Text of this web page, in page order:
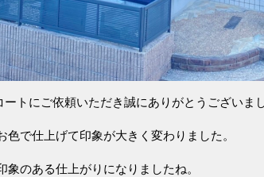
トにご依頼いただき誠にありがとうございまし
で仕上げて印象が大きく変わりました。
のある仕上がりになりましたね。